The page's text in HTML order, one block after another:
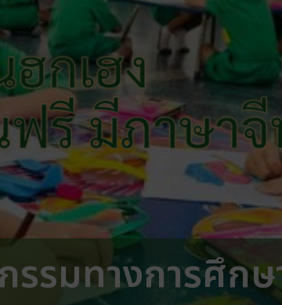
ฮกเฮง
ฟรี มีภาษา
รมทางการศึกษ